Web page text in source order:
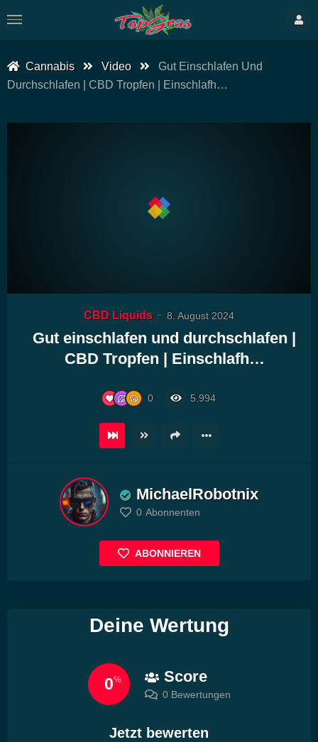
Cannabis Video
Gut Einschlafen Und
Durchschlafen | CBD Tropfen | Einschlafh…
CBD Liquids 8. August 2024
Gut einschlafen und durchschlafen |
CBD Tropfen | Einschlafh…
0 5.994
MichaelRobotnix
0 Abonnenten
ABONNIEREN
Deine Wertung
0% Score
0 Bewertungen
Jetzt bewerten